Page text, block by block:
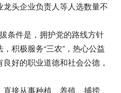
头企业负责人等人选数量不
条件是，拥护党的路线方针
积极服务“三农”，热心公益
好的职业道德和社会公德，
直接从事种植、养殖、捕捞、